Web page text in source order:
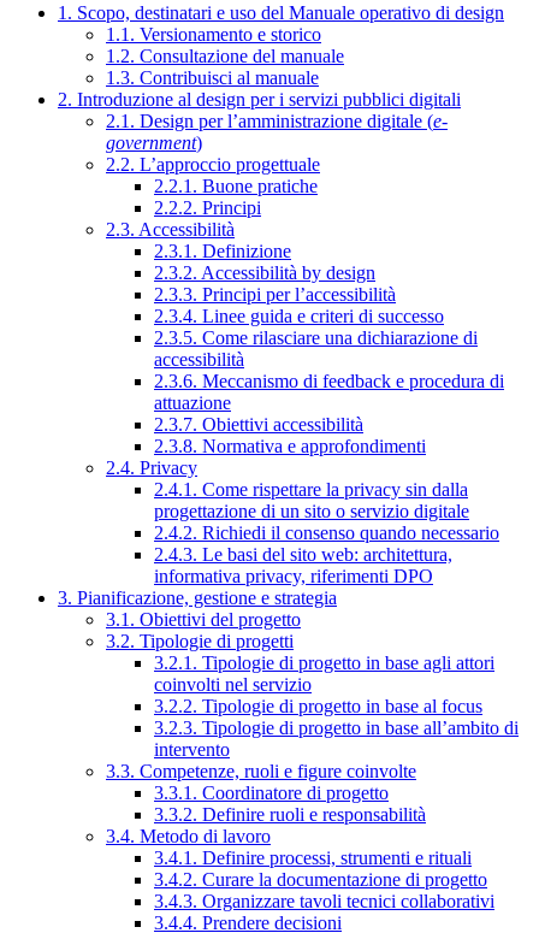
1. Scopo, destinatari e uso del Manuale operativo di design
1.1. Versionamento e storico
1.2. Consultazione del manuale
1.3. Contribuisci al manuale
2. Introduzione al design per i servizi pubblici digitali
2.1. Design per l’amministrazione digitale (e-
government)
2.2. L’approccio progettuale
2.2.1. Buone pratiche
2.2.2. Principi
2.3. Accessibilità
2.3.1. Definizione
2.3.2. Accessibilità by design
2.3.3. Principi per l’accessibilità
2.3.4. Linee guida e criteri di successo
2.3.5. Come rilasciare una dichiarazione di
accessibilità
2.3.6. Meccanismo di feedback e procedura di
attuazione
2.3.7. Obiettivi accessibilità
2.3.8. Normativa e approfondimenti
2.4. Privacy
2.4.1. Come rispettare la privacy sin dalla
progettazione di un sito o servizio digitale
2.4.2. Richiedi il consenso quando necessario
2.4.3. Le basi del sito web: architettura,
informativa privacy, riferimenti DPO
3. Pianificazione, gestione e strategia
3.1. Obiettivi del progetto
3.2. Tipologie di progetti
3.2.1. Tipologie di progetto in base agli attori
coinvolti nel servizio
3.2.2. Tipologie di progetto in base al focus
3.2.3. Tipologie di progetto in base all’ambito di
intervento
3.3. Competenze, ruoli e figure coinvolte
3.3.1. Coordinatore di progetto
3.3.2. Definire ruoli e responsabilità
3.4. Metodo di lavoro
3.4.1. Definire processi, strumenti e rituali
3.4.2. Curare la documentazione di progetto
3.4.3. Organizzare tavoli tecnici collaborativi
3.4.4. Prendere decisioni